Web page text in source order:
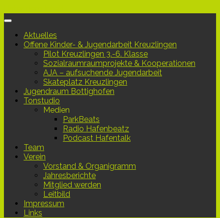
Aktuelles
Offene Kinder- & Jugendarbeit Kreuzlingen
Pilot Kreuzlingen 3.-6. Klasse
Sozialraumraumprojekte & Kooperationen
AJA – aufsuchende Jugendarbeit
Skateplatz Kreuzlingen
Jugendraum Bottighofen
Tonstudio
Medien
ParkBeats
Radio Hafenbeatz
Podcast Hafentalk
Team
Verein
Vorstand & Organigramm
Jahresberichte
Mitglied werden
Leitbild
Impressum
Links